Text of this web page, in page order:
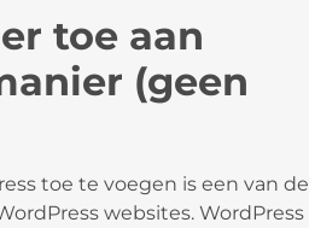
toe aan
(geen
toe te voegen is een van de
websites. WordPress